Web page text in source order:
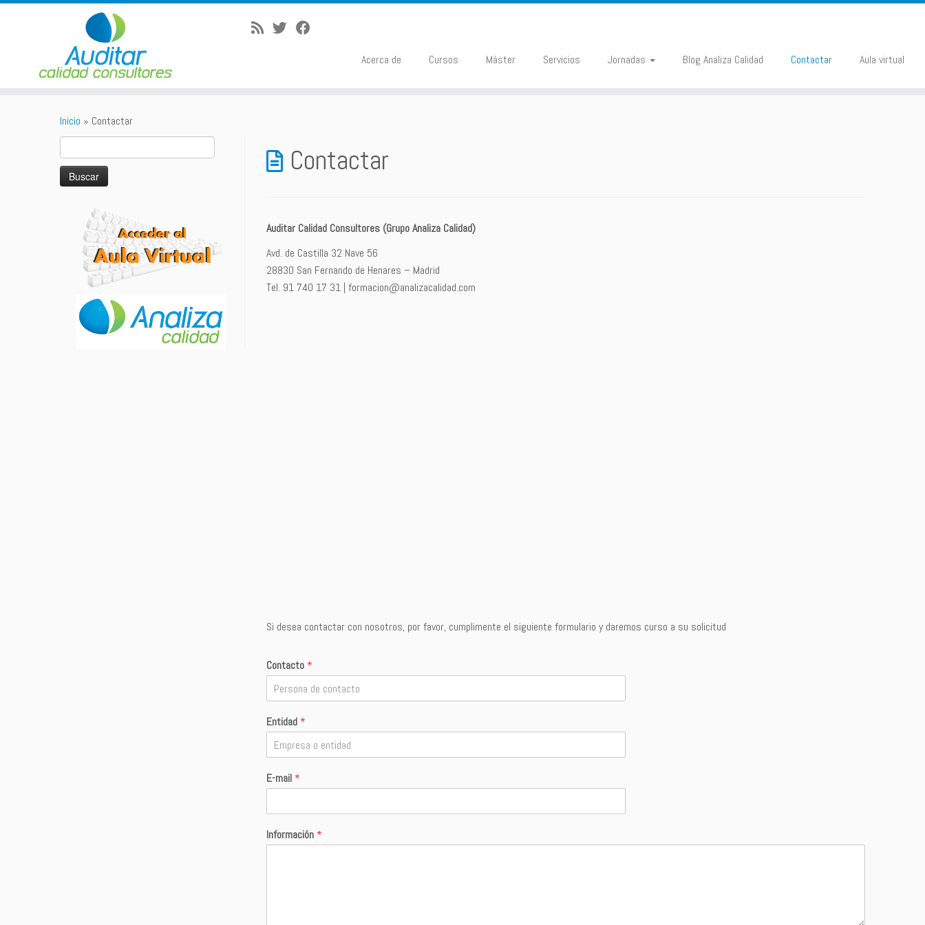
Acerca de Cursos Máster Servicios Jornadas Blog Analiza Calidad Contactar Aula virtual
Inicio » Contactar
Contactar
Auditar Calidad Consultores (Grupo Analiza Calidad)
Avd. de Castilla 32 Nave 56
28830 San Fernando de Henares – Madrid
Tel. 91 740 17 31 | formacion@analizacalidad.com
Si desea contactar con nosotros, por favor, cumplimente el siguiente formulario y daremos curso a su solicitud
Contacto *
Entidad *
E-mail *
Información *